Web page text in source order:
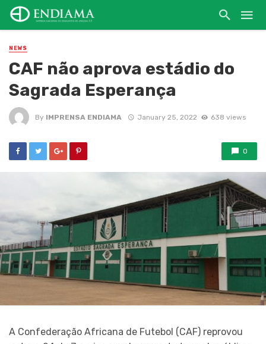
NEWS
CAF não aprova estádio do
Sagrada Esperança
By IMPRENSA ENDIAMA January 25, 2022 638 views
0
A Confederação Africana de Futebol (CAF) reprovou